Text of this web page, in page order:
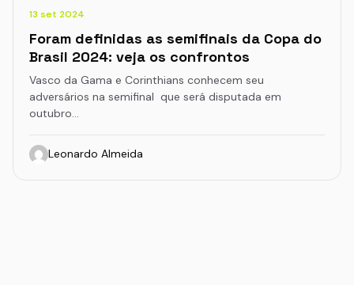
13 set 2024
Foram definidas as semifinais da Copa do
Brasil 2024: veja os confrontos
Vasco da Gama e Corinthians conhecem seu
adversários na semifinal que será disputada em
outubro…
Leonardo Almeida